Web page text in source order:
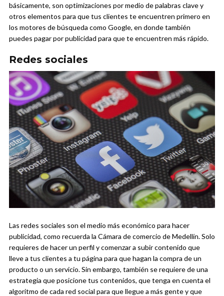
básicamente, son optimizaciones por medio de palabras clave y
otros elementos para que tus clientes te encuentren primero en
los motores de búsqueda como Google, en donde también
puedes pagar por publicidad para que te encuentren más rápido.
Redes sociales
Las redes sociales son el medio más económico para hacer
publicidad, como recuerda la Cámara de comercio de Medellín. Solo
requieres de hacer un perfil y comenzar a subir contenido que
lleve a tus clientes a tu página para que hagan la compra de un
producto o un servicio.Sin embargo, también se requiere de una
estrategia que posicione tus contenidos, que tenga en cuenta el
algoritmo de cada red social para que llegue a más gente y que